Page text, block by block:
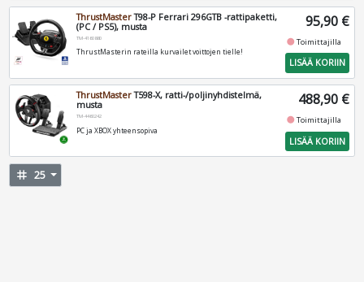
ThrustMasterT98-P Ferrari 296GTB -rattipaketti,
(PC / PS5), musta
TM-4160880
ThrustMasterin rateilla kurvailet voittojen tielle!
95,90 €
fiber_manual_recordToimittajilla
LISÄÄ KORIIN
ThrustMasterT598-X, ratti-/poljinyhdistelmä,
musta
TM-4460242
PC ja XBOX yhteensopiva
488,90 €
fiber_manual_recordToimittajilla
LISÄÄ KORIIN
tag 25